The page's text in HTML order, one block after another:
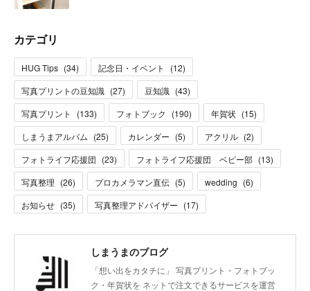
カテゴリ
HUG Tips (34) 記念日・イベント (12)
写真プリントの豆知識 (27) 豆知識 (43)
写真プリント
(133) フォトブック (190) 年賀状 (15)
しまうまアルバム (25) カレンダー (5) アクリル (2)
フォトライフ応援団 (23) フォトライフ応援団 ベビー部 (13)
写真整理 (26) プロカメラマン直伝 (5) wedding (6)
お知らせ (35) 写真整理アドバイザー (17)
しまうまのブログ
「想い出をカタチに」 写真プリント・フォトブッ
ク・年賀状を ネットで注文できるサービスを運営